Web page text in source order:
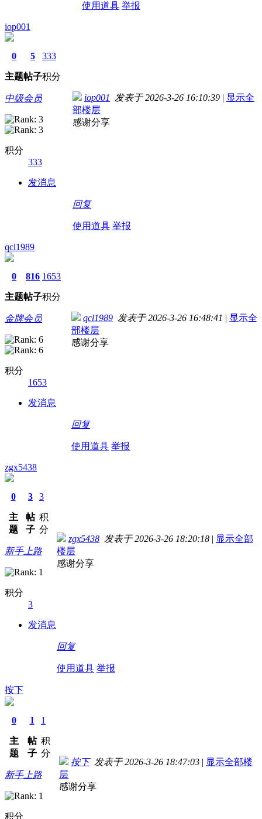
使用道具 举报
iop001
0
主题
5
帖子
333
积分
中级会员
积分
333
发消息
iop001 发表于 2026-3-26 16:10:39 | 显示全
部楼层
感谢分享
回复
使用道具 举报
qcl1989
0
主题
816
帖子
1653
积分
金牌会员
积分
1653
发消息
qcl1989 发表于 2026-3-26 16:48:41 | 显示全
部楼层
感谢分享
回复
使用道具 举报
zgx5438
0
主
题
3
帖
子
3
积
分
新手上路
积分
3
发消息
zgx5438 发表于 2026-3-26 18:20:18 | 显示全部
楼层
感谢分享
回复
使用道具 举报
按下
0
主
题
1
帖
子
1
积
分
新手上路
积分
按下发表于 2026-3-26 18:47:03 | 显示全部楼
层
感谢分享